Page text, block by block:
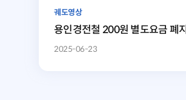
궤도영상
용인경전철 200원 별도요금 폐지
2025-06-23